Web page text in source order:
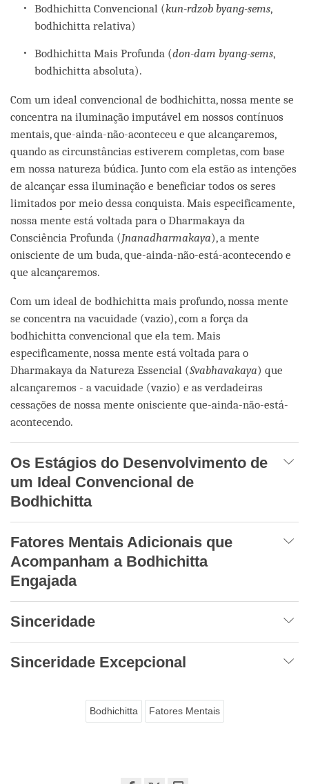
Bodhichitta Convencional (kun-rdzob byang-sems,
bodhichitta relativa)
Bodhichitta Mais Profunda (don-dam byang-sems,
bodhichitta absoluta).
Com um ideal convencional de bodhichitta, nossa mente se
concentra na iluminação imputável em nossos contínuos
mentais, que-ainda-não-aconteceu e que alcançaremos,
quando as circunstâncias estiverem completas, com base
em nossa natureza búdica. Junto com ela estão as intenções
de alcançar essa iluminação e beneficiar todos os seres
limitados por meio dessa conquista. Mais especificamente,
nossa mente está voltada para o Dharmakaya da
Consciência Profunda (Jnanadharmakaya), a mente
onisciente de um buda, que-ainda-não-está-acontecendo e
que alcançaremos.
Com um ideal de bodhichitta mais profundo, nossa mente
se concentra na vacuidade (vazio), com a força da
bodhichitta convencional que ela tem. Mais
especificamente, nossa mente está voltada para o
Dharmakaya da Natureza Essencial (Svabhavakaya) que
alcançaremos - a vacuidade (vazio) e as verdadeiras
cessações de nossa mente onisciente que-ainda-não-está-
acontecendo.
Os Estágios do Desenvolvimento de
um Ideal Convencional de
Bodhichitta
Fatores Mentais Adicionais que
Acompanham a Bodhichitta
Engajada
Sinceridade
Sinceridade Excepcional
Bodhichitta Fatores Mentais